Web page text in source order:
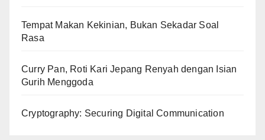
Tempat Makan Kekinian, Bukan Sekadar Soal
Rasa
Curry Pan, Roti Kari Jepang Renyah dengan Isian
Gurih Menggoda
Cryptography: Securing Digital Communication